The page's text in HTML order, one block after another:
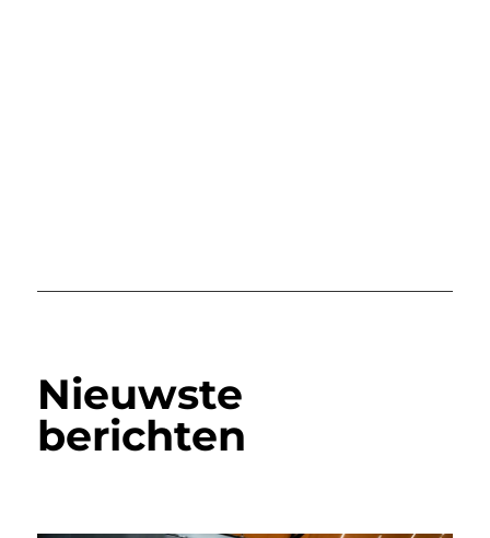
Nieuwste
berichten